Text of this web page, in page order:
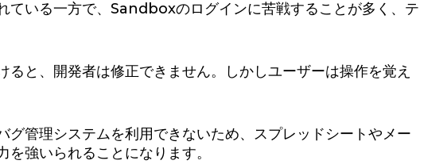
ている一方で、Sandboxのログインに苦戦することが多く、テ
ると、開発者は修正できません。しかしユーザーは操作を覚え
グ管理システムを利用できないため、スプレッドシートやメー
強いられることになります。